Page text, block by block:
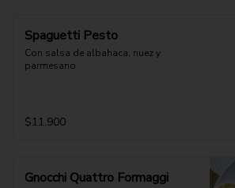
Spaguetti Pesto
Con salsa de albahaca, nuez y
parmesano
$11.900
Gnocchi Quattro Formaggi